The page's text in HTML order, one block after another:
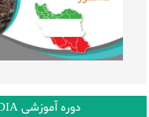
دوره آموزشی PDIA